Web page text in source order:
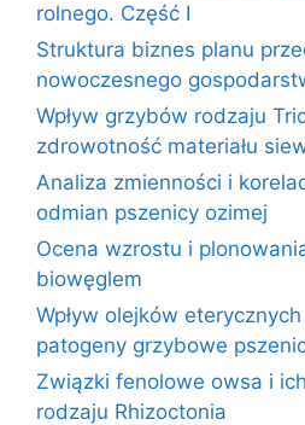
rolnego. Część I
Struktura biznes planu
nowoczesnego
Wpływ grzybów rodzaju
zdrowotność materiału
Analiza zmienności i
odmian pszenicy ozimej
Ocena wzrostu i
biowęglem
Wpływ olejków
patogeny grzybowe
Związki fenolowe owsa i
rodzaju Rhizoctonia